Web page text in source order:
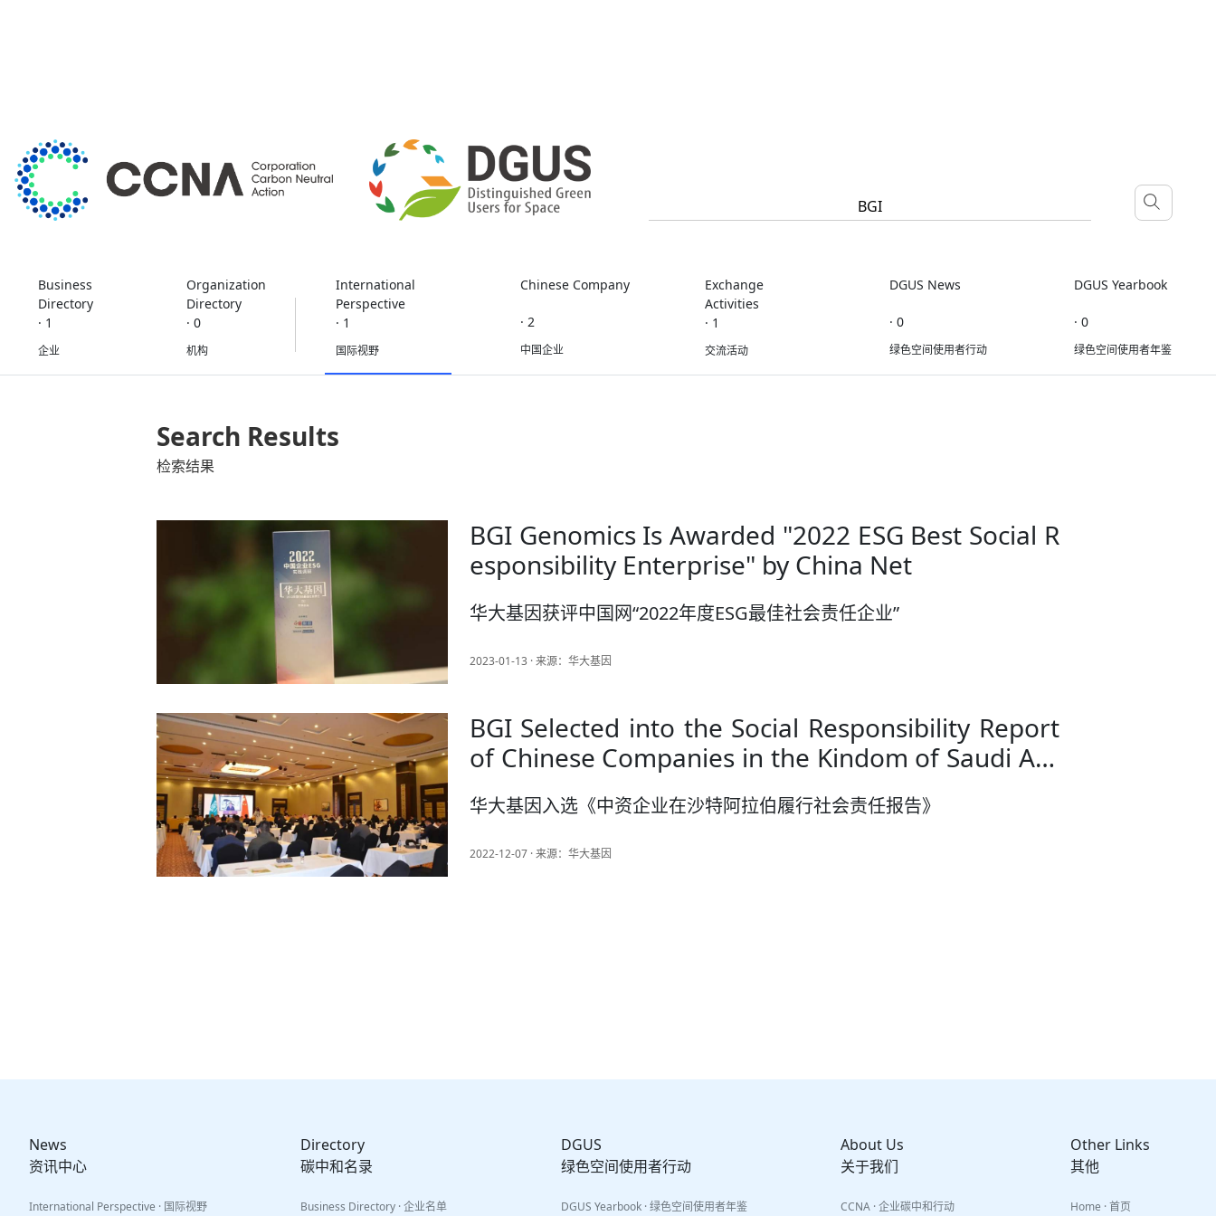
Business
Directory
· 1
企业
Organization
Directory
· 0
机构
International
Perspective
· 1
国际视野
Chinese Company
· 2
中国企业
Exchange
Activities
· 1
交流活动
DGUS News
· 0
绿色空间使用者行动
DGUS Yearbook
· 0
绿色空间使用者年鉴
Search Results
检索结果
BGI Genomics Is Awarded "2022 ESG Best Social R
esponsibility Enterprise" by China Net
华大基因获评中国网“2022年度ESG最佳社会责任企业”
2023-01-13 · 来源：华大基因
BGI Selected into the Social Responsibility Report
of Chinese Companies in the Kindom of Saudi Ara
bia
华大基因入选《中资企业在沙特阿拉伯履行社会责任报告》
2022-12-07 · 来源：华大基因
News
资讯中心
International Perspective · 国际视野
Directory
碳中和名录
Business Directory · 企业名单
DGUS
绿色空间使用者行动
DGUS Yearbook · 绿色空间使用者年鉴
About Us
关于我们
CCNA · 企业碳中和行动
Other Links
其他
Home · 首页